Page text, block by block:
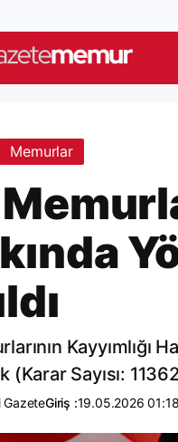
Memurlar
Kayyımlığı
(Karar Sayısı:
GazeteGiriş :19.05.2026